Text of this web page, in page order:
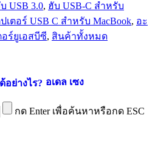
USB 3.0, ฮับ ​​USB-C สำหรับ
เตอร์ USB C สำหรับ MacBook, อะ
ร์ยูเอสบีซี, สินค้าทั้งหมด
อเดล เซง
กด Enter เพื่อค้นหาหรือกด ESC